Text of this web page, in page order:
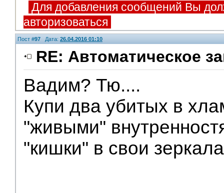
Для добавления сообщений Вы
авторизоваться
Пост #97 Дата: 26.04.2016 01:10
RE: Автоматическое
Вадим? Тю....
Купи два убитых в
"живыми"
"кишки" в свои